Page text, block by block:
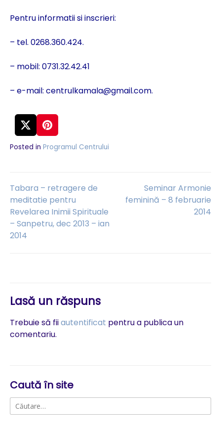
Pentru informatii si inscrieri:
– tel. 0268.360.424.
– mobil: 0731.32.42.41
– e-mail: centrulkamala@gmail.com.
Posted in Programul Centrului
Navigare
în
articole
Tabara – retragere de
meditatie pentru
Revelarea Inimii Spirituale
– Sanpetru, dec 2013 – ian
2014
Seminar Armonie
feminină – 8 februarie
2014
Lasă un răspuns
Trebuie să fiiautentificat pentru a publica un
comentariu.
Caută în site
Caută
după: